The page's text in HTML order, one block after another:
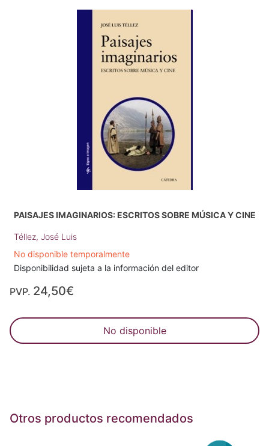
PAISAJES IMAGINARIOS: ESCRITOS SOBRE MÚSICA Y CINE
Téllez, José Luis
No disponible temporalmente
Disponibilidad sujeta a la información del editor
PVP. 24,50€
No disponible
Otros productos recomendados